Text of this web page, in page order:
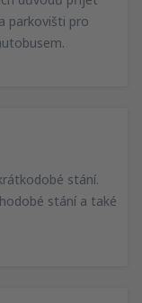
parkovišti pro
stání.
stání a také